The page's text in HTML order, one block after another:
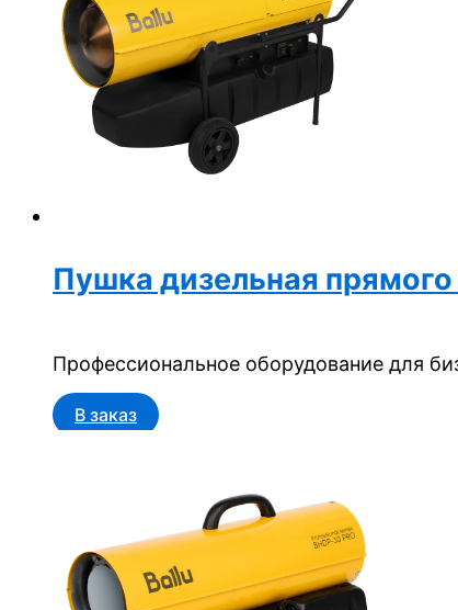
Пушка дизельная прямого
Профессиональное оборудование для
В заказ